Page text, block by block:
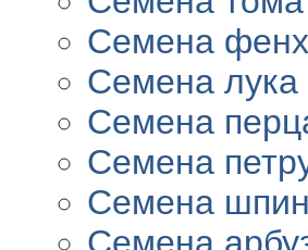
Семена
Семена лука
Семена
Семена
Семена